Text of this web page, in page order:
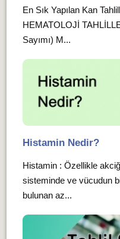
En Sık Yapılan Kan
HEMATOLOJİ
Sayımı) M...
Histamin Nedir?
Histamin : Özellikle
sisteminde ve vücudun
bulunan az...